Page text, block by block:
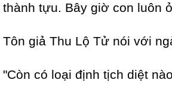
thành tựu. Bây giờ con luôn
Tôn giả Thu Lộ Tử nói với
"Còn có loại định tịch diệt